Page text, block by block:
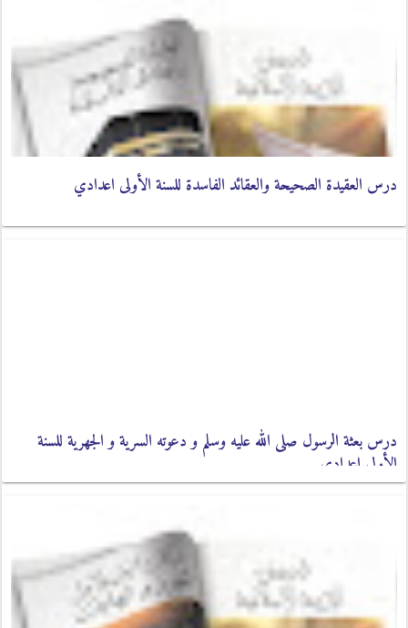
درس العقيدة الصحيحة والعقائد الفاسدة للسنة الأولى اعدادي
درس بعثة الرسول صلى الله عليه وسلم و دعوته السرية و الجهرية للسنة
الأولى اعدادي